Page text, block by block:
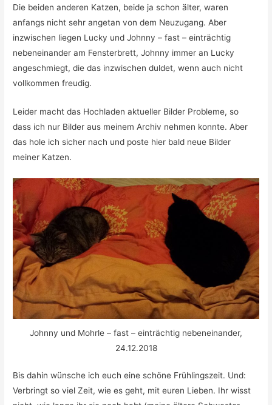
Die beiden anderen Katzen, beide ja schon älter, waren
anfangs nicht sehr angetan von dem Neuzugang. Aber
inzwischen liegen Lucky und Johnny – fast – einträchtig
nebeneinander am Fensterbrett, Johnny immer an Lucky
angeschmiegt, die das inzwischen duldet, wenn auch nicht
vollkommen freudig.
Leider macht das Hochladen aktueller Bilder Probleme, so
dass ich nur Bilder aus meinem Archiv nehmen konnte. Aber
das hole ich sicher nach und poste hier bald neue Bilder
meiner Katzen.
Johnny und Mohrle – fast – einträchtig nebeneinander,
24.12.2018
Bis dahin wünsche ich euch eine schöne Frühlingszeit. Und:
Verbringt so viel Zeit, wie es geht, mit euren Lieben. Ihr wisst